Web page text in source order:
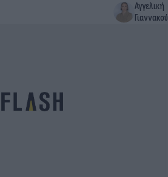
Αγγελική
Γιαννακού